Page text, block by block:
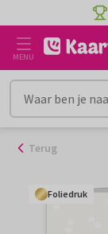
naar
inhoud
MENU
Terug
Foliedruk
Foliedruk
Foliedruk
Foliedruk